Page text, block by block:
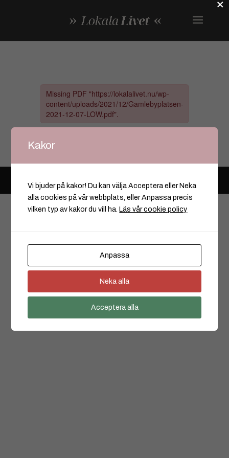
© Copyright – All rights reserved Markeriet AB 2025
×
Kakor
Vi bjuder på kakor! Du kan välja Acceptera eller Neka
alla cookies på vår webbplats, eller Anpassa precis
vilken typ av kakor du vill ha. Läs vår cookie policy
Anpassa
Neka alla
Acceptera alla